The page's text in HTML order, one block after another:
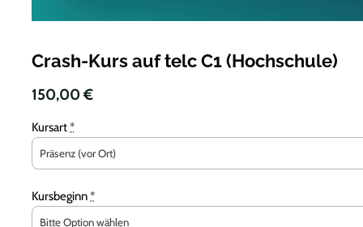
Crash-Kurs auf telc C1 (Hochschule)
150,00€
Kursart*
Kursbeginn*